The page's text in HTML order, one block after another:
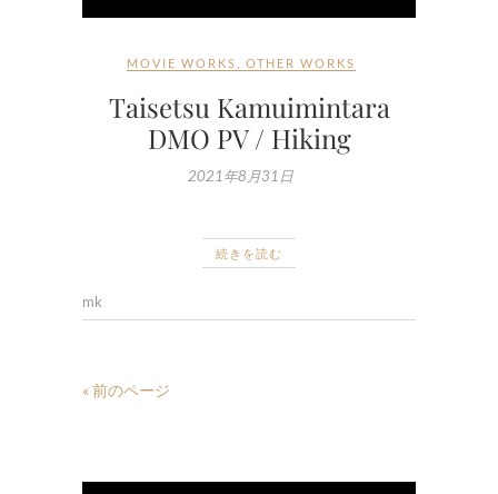
MOVIE WORKS OTHER WORKS
Taisetsu Kamuimintara
DMO PV / Hiking
2021年8月31日
続きを読む
mk
« 前のページ